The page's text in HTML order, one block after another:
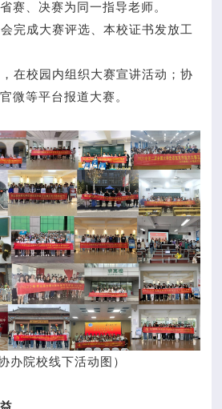
赛、决赛为同一指导老师。
完成大赛评选、本校证书发放工
在校园内组织大赛宣讲活动；协
微等平台报道大赛。
办院校线下活动图）